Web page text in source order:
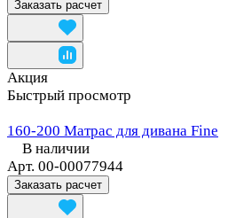
Заказать расчет
Акция
Быстрый просмотр
160-200 Матрас для дивана Fine
В наличии
Арт. 00-00077944
Заказать расчет